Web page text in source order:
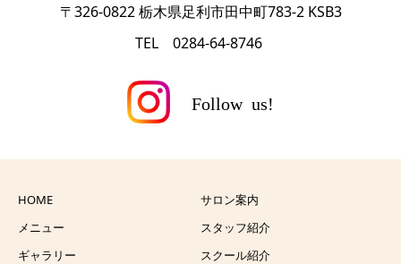
〒326-0822 栃木県足利市田中町783-2 KSB3
TEL 0284-64-8746
HOME
サロン案内
メニュー
スタッフ紹介
ギャラリー
スクール紹介